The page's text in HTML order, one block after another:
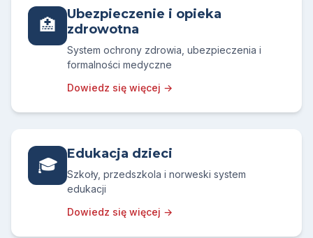
🏥
Ubezpieczenie i opieka
zdrowotna
System ochrony zdrowia, ubezpieczenia i
formalności medyczne
Dowiedz się więcej →
🎓
Edukacja dzieci
Szkoły, przedszkola i norweski system
edukacji
Dowiedz się więcej →